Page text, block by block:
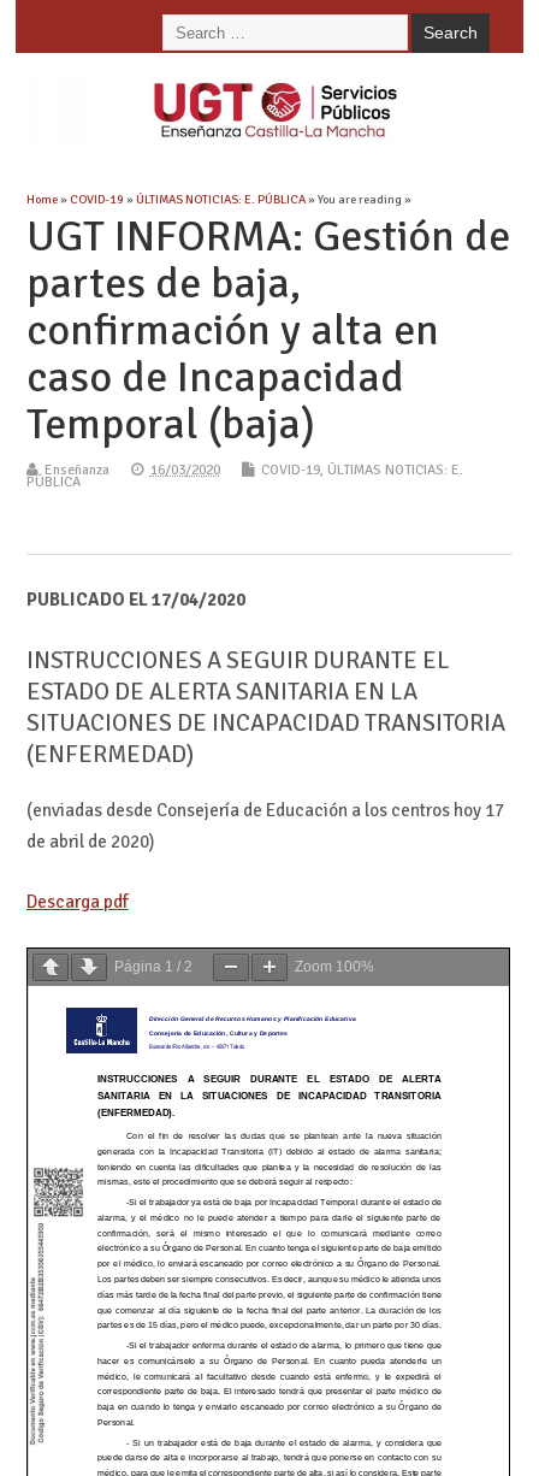
Home» COVID-19 »ÚLTIMAS NOTICIAS: E. PÚBLICA» You are reading »
UGT INFORMA: Gestión de
partes de baja,
confirmación y alta en
caso de Incapacidad
Temporal (baja)
Enseñanza 16/03/2020 COVID-19, ÚLTIMAS NOTICIAS: E.
PÚBLICA
PUBLICADO EL 17/04/2020
INSTRUCCIONES A SEGUIR DURANTE EL
ESTADO DE ALERTA SANITARIA EN LA
SITUACIONES DE INCAPACIDAD TRANSITORIA
(ENFERMEDAD)
(enviadas desde Consejería de Educación a los centros hoy 17
de abril de 2020)
Descarga pdf
Página 1 / 2 Zoom 100%